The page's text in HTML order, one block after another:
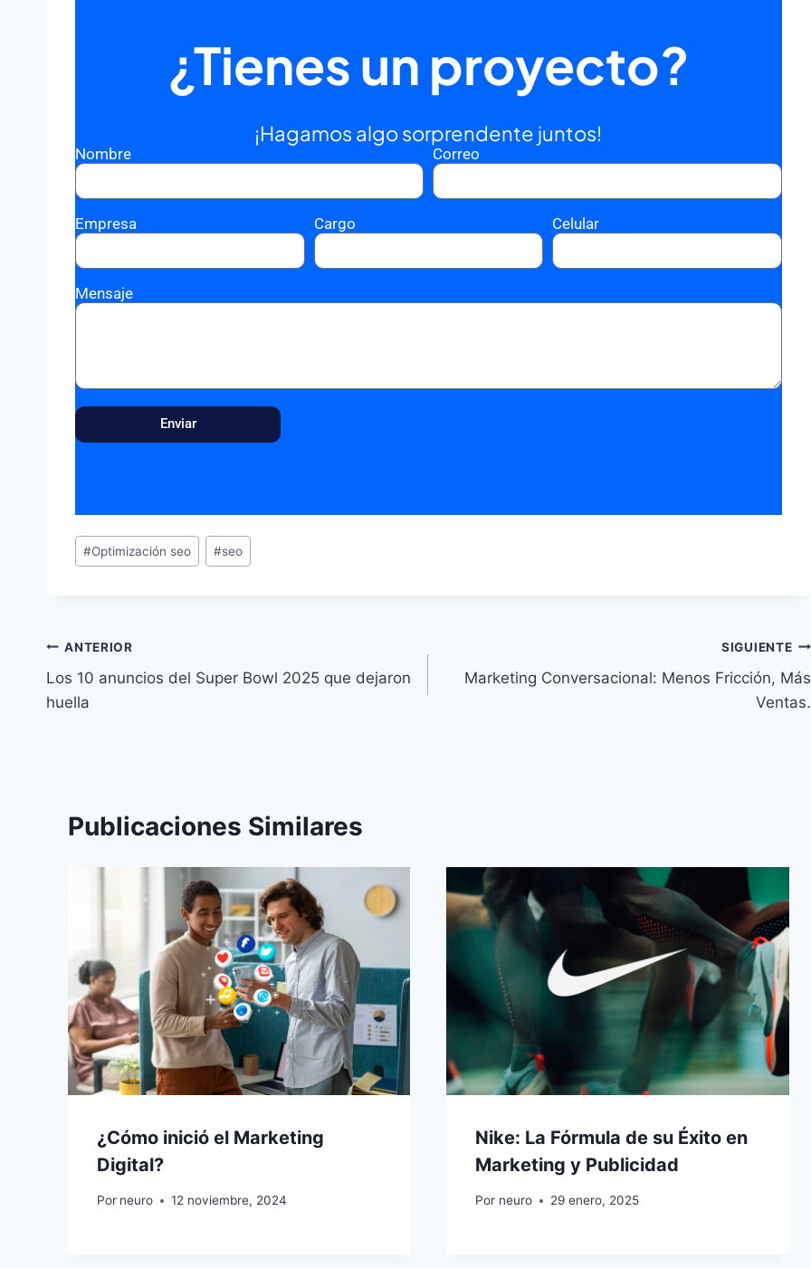
¿Tienes un proyecto?
¡Hagamos algo sorprendente juntos!
Nombre Correo
Empresa Cargo Celular
Mensaje
Enviar
#Optimización seo #seo
ANTERIOR
Los 10 anuncios del Super Bowl 2025 que dejaron
huella
SIGUIENTE
Marketing Conversacional: Menos Fricción, Más
Ventas.
Publicaciones Similares
¿Cómo inició el Marketing
Digital?
Por neuro 12 noviembre, 2024
Nike: La Fórmula de su Éxito en
Marketing y Publicidad
Por neuro 29 enero, 2025